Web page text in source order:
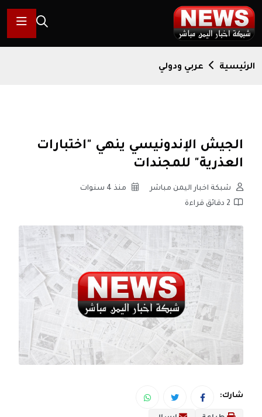
الرئيسية عربي ودولي
الجيش الإندونيسي ينهي "اختبارات
العذرية" للمجندات
شبكة اخبار اليمن مباشر
منذ 4 سنوات
2 دقائق قراءة
شارك: